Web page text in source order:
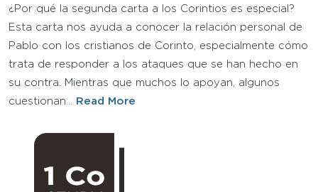
¿Por qué la segunda carta a los Corintios es especial?
Esta carta nos ayuda a conocer la relación personal de
Pablo con los cristianos de Corinto, especialmente cómo
trata de responder a los ataques que se han hecho en
su contra. Mientras que muchos lo apoyan, algunos
cuestionan…
Read More